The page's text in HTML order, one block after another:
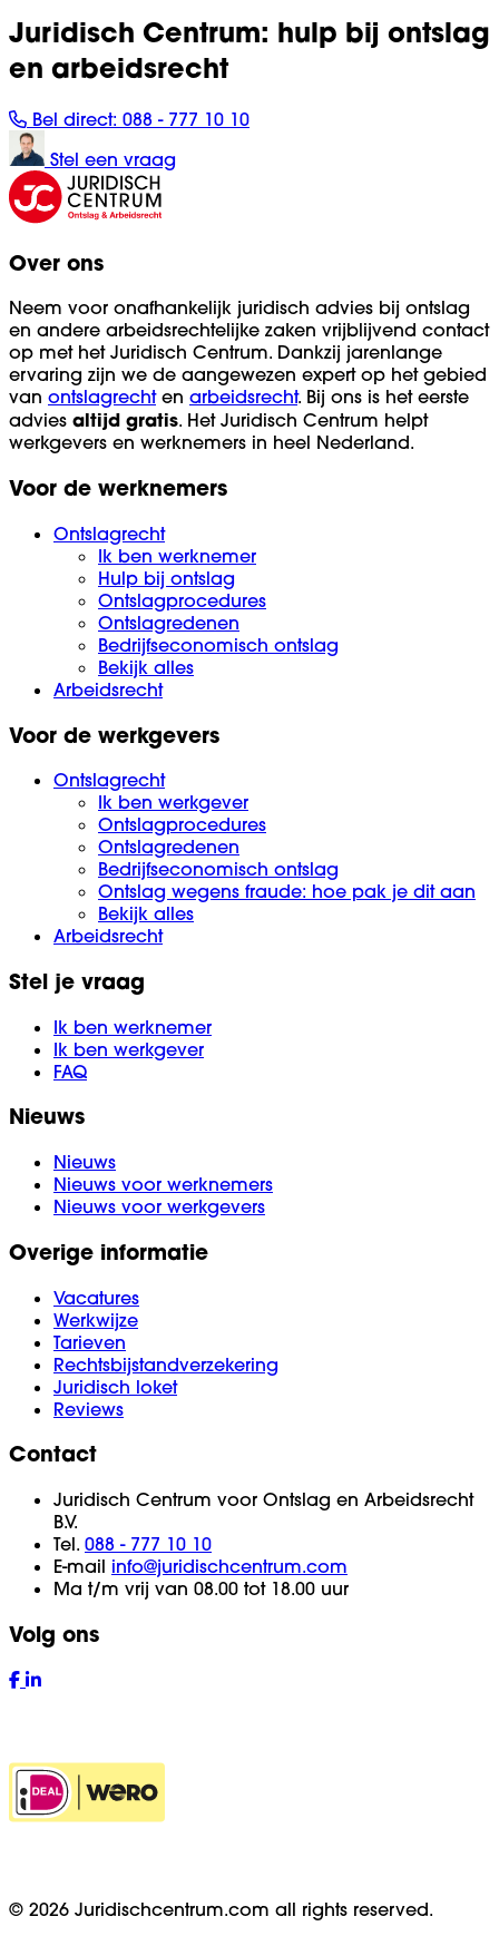
Juridisch Centrum: hulp bij ontslag
en arbeidsrecht
Bel direct: 088 - 777 10 10
Stel een vraag
Over ons
Neem voor onafhankelijk juridisch advies bij ontslag
en andere arbeidsrechtelijke zaken vrijblijvend contact
op met het Juridisch Centrum. Dankzij jarenlange
ervaring zijn we de aangewezen expert op het gebied
van ontslagrechten arbeidsrecht. Bij ons is het eerste
advies altijd gratis. Het Juridisch Centrum helpt
werkgevers en werknemers in heel Nederland.
Voor de werknemers
Ontslagrecht
Ik ben werknemer
Hulp bij ontslag
Ontslagprocedures
Ontslagredenen
Bedrijfseconomisch ontslag
Bekijk alles
Arbeidsrecht
Voor de werkgevers
Ontslagrecht
Ik ben werkgever
Ontslagprocedures
Ontslagredenen
Bedrijfseconomisch ontslag
Ontslag wegens fraude: hoe pak je dit aan
Bekijk alles
Arbeidsrecht
Stel je vraag
Ik ben werknemer
Ik ben werkgever
FAQ
Nieuws
Nieuws
Nieuws voor werknemers
Nieuws voor werkgevers
Overige informatie
Vacatures
Werkwijze
Tarieven
Rechtsbijstandverzekering
Juridisch loket
Reviews
Contact
Juridisch Centrum voor Ontslag en Arbeidsrecht
B.V.
Tel. 088 - 777 10 10
E-mail info@juridischcentrum.com
Ma t/m vrij van 08.00 tot 18.00 uur
Volg ons
© 2026 Juridischcentrum.com all rights reserved.